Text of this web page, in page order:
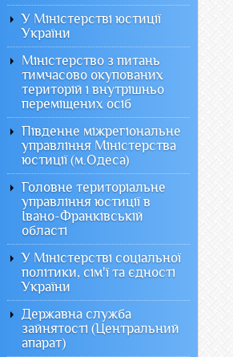
У Міністерстві юстиції
України
Міністерство з питань
тимчасово окупованих
територій і внутрішньо
переміщених осіб
Південне міжрегіональне
управління Міністерства
юстиції (м.Одеса)
Головне територіальне
управління юстиції в
Івано-Франківській
області
У Міністерстві соціальної
політики, сім'ї та єдності
України
Державна служба
зайнятості (Центральний
апарат)